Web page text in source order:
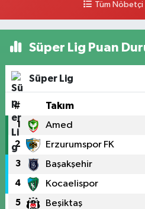
Tüm Nöbetçi
Süper Lig Puan
Süper Lig
# Takım
1 Amed
2 Erzurumspor FK
3 Başakşehir
4 Kocaelispor
5 Beşiktaş